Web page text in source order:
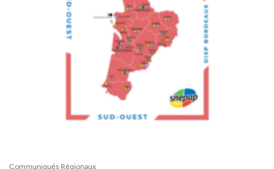
Communiqués Régionaux